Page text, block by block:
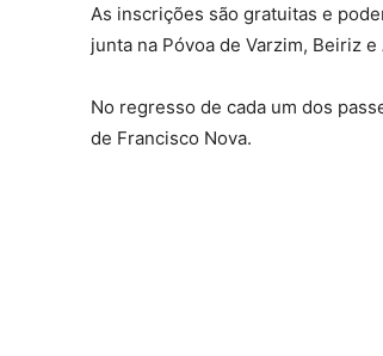
As inscrições são gratuitas e
junta na Póvoa de Varzim, Beiriz e
No regresso de cada um dos
de Francisco Nova.